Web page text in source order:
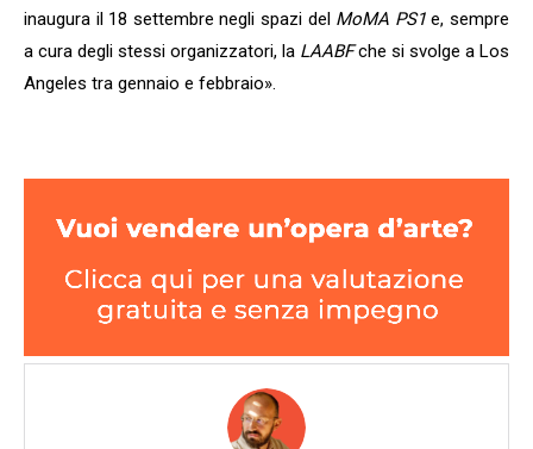
inaugura il 18 settembre negli spazi del MoMA PS1e, sempre
a cura degli stessi organizzatori, la LAABFche si svolge a Los
Angeles tra gennaio e febbraio».